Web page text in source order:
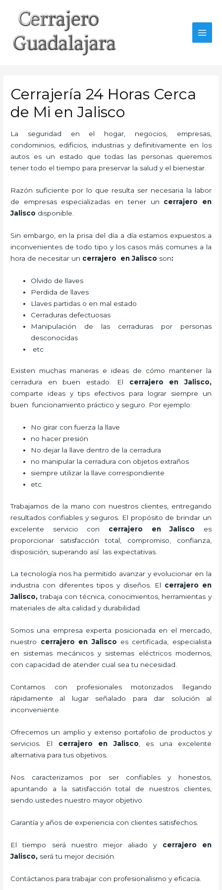
contenido
Cerrajería 24 Horas Cerca
de Mi en Jalisco
La seguridad en el hogar, negocios, empresas,
condominios, edificios, industrias y definitivamente en los
autos es un estado que todas las personas queremos
tener todo el tiempo para preservar la salud y el bienestar.
Razón suficiente por lo que resulta ser necesaria la labor
de empresas especializadas en tener un cerrajero en
Jalisco disponible.
Sin embargo, en la prisa del día a día estamos expuestos a
inconvenientes de todo tipo y los casos más comunes a la
hora de necesitar un cerrajero en Jalisco son:
Olvido de llaves
Perdida de llaves
Llaves partidas o en mal estado
Cerraduras defectuosas
Manipulación de las cerraduras por personas
desconocidas
etc
Existen muchas maneras e ideas de cómo mantener la
cerradura en buen estado. El cerrajero en Jalisco,
comparte ideas y tips efectivos para lograr siempre un
buen funcionamiento práctico y seguro. Por ejemplo:
No girar con fuerza la llave
no hacer presión
No dejar la llave dentro de la cerradura
no manipular la cerradura con objetos extraños
siempre utilizar la llave correspondiente
etc.
Trabajamos de la mano con nuestros clientes, entregando
resultados confiables y seguros. El propósito de brindar un
excelente servicio con cerrajero en Jalisco es
proporcionar satisfacción total, compromiso, confianza,
disposición, superando así las expectativas.
La tecnología nos ha permitido avanzar y evolucionar en la
industria con diferentes tipos y diseños. El cerrajero en
Jalisco,trabaja con técnica, conocimientos, herramientas y
materiales de alta calidad y durabilidad.
Somos una empresa experta posicionada en el mercado,
nuestro cerrajero en Jalisco es certificada, especialista
en sistemas mecánicos y sistemas eléctricos modernos,
con capacidad de atender cual sea tu necesidad.
Contamos con profesionales motorizados llegando
rápidamente al lugar señalado para dar solución al
inconveniente.
Ofrecemos un amplio y extenso portafolio de productos y
servicios. El cerrajero en Jalisco , es una excelente
alternativa para tus objetivos.
Nos caracterizamos por ser confiables y honestos,
apuntando a la satisfacción total de nuestros clientes,
siendo ustedes nuestro mayor objetivo.
Garantía y años de experiencia con clientes satisfechos.
El tiempo será nuestro mejor aliado y cerrajero en
Jalisco, será tu mejor decisión.
Contáctanos para trabajar con profesionalismo y eficacia.